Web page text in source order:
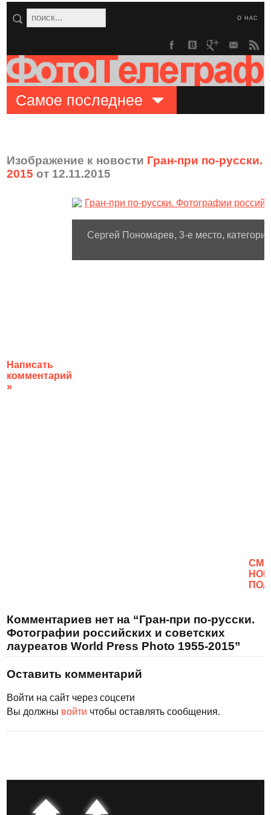
О НАС
Самое последнее
Изображение к новости Гран-при по-русски.
2015 от 12.11.2015
Написать
комментарий
»
Сергей Пономарев, 3-е место,
Комментариев нет на “Гран-при по-русски.
Фотографии российских и советских
лауреатов World Press Photo 1955-2015”
Оставить комментарий
Войти на сайт через соцсети
Вы должны войти чтобы оставлять сообщения.